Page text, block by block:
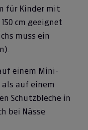
für Kinder mit
cm geeignet
muss ein
einem Mini-
auf einem
Schutzbleche in
bei Nässe